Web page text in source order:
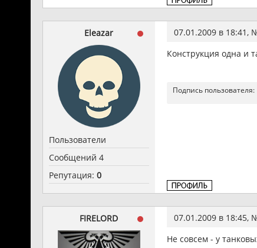
Eleazar
Пользователи
Сообщений 4
Репутация: 0
07.01.2009 в 18:41,
Конструкция одна и
Подпись пользователя:
FIRELORD 07.01.2009 в 18:45,
Не совсем - у